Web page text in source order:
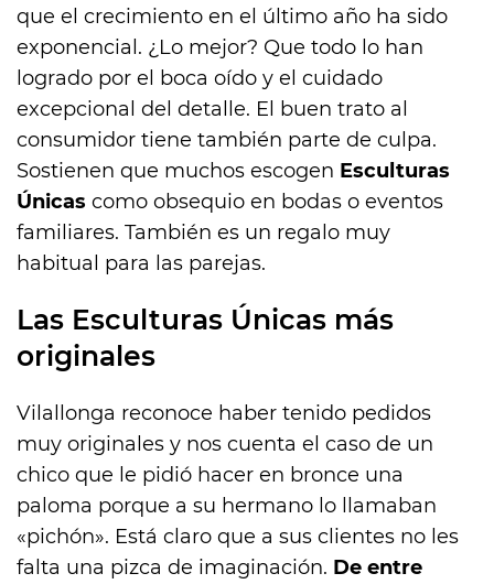
que el crecimiento en el último año ha sido
exponencial. ¿Lo mejor? Que todo lo han
logrado por el boca oído y el cuidado
excepcional del detalle. El buen trato al
consumidor tiene también parte de culpa.
Sostienen que muchos escogen Esculturas
Únicas como obsequio en bodas o eventos
familiares. También es un regalo muy
habitual para las parejas.
Las Esculturas Únicas más
originales
Vilallonga reconoce haber tenido pedidos
muy originales y nos cuenta el caso de un
chico que le pidió hacer en bronce una
paloma porque a su hermano lo llamaban
«pichón». Está claro que a sus clientes no les
falta una pizca de imaginación. De entre